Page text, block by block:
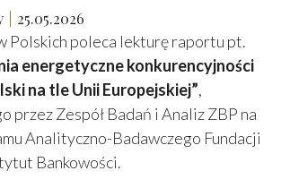
25.05.2026
Polskich poleca lekturę raportu pt.
energetyczne konkurencyjności
na tle Unii Europejskiej”,
przez Zespół Badań i Analiz ZBP na
Analityczno-Badawczego Fundacji
Bankowości.